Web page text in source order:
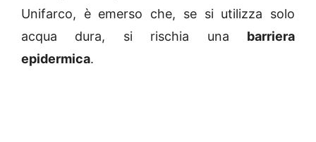
Unifarco, è emerso che, se si utilizza solo
acqua dura, si rischia una barriera
epidermica.